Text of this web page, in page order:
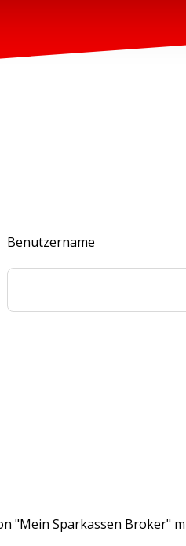
Benutzername
"Mein Sparkassen Broker"